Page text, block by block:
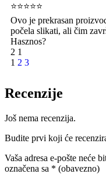
⭐⭐⭐⭐⭐
Ovo je prekrasan
počela slikati, ali čim
Hasznos?
2 1
1 2 3
Recenzije
Još nema recenzija.
Budite prvi koji će
Vaša adresa e-pošte neće
označena sa * (obavezno)